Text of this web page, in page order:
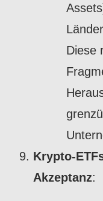
Diese
Krypto-
Akzeptanz: